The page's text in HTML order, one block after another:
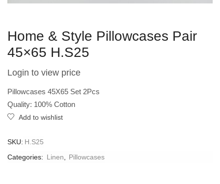
Home & Style Pillowcases Pair
45×65 H.S25
Login to view price
Pillowcases 45X65 Set 2Pcs
Quality: 100% Cotton
Add to wishlist
SKU: H.S25
Categories: Linen Pillowcases